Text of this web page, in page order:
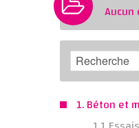
Aucun
1. Béton et